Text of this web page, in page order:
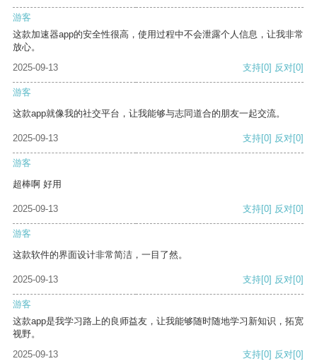
游客
这款加速器app的安全性很高，使用过程中不会泄露个人信息，让我非常
放心。
2025-09-13
支持[0] 反对[0]
游客
这款app就像我的社交平台，让我能够与志同道合的朋友一起交流。
2025-09-13 支持[0] 反对[0]
游客
超棒啊 好用
2025-09-13 支持[0] 反对[0]
游客
这款软件的界面设计非常简洁，一目了然。
2025-09-13 支持[0] 反对[0]
游客
这款app是我学习路上的良师益友，让我能够随时随地学习新知识，拓宽
视野。
2025-09-13
支持[0] 反对[0]